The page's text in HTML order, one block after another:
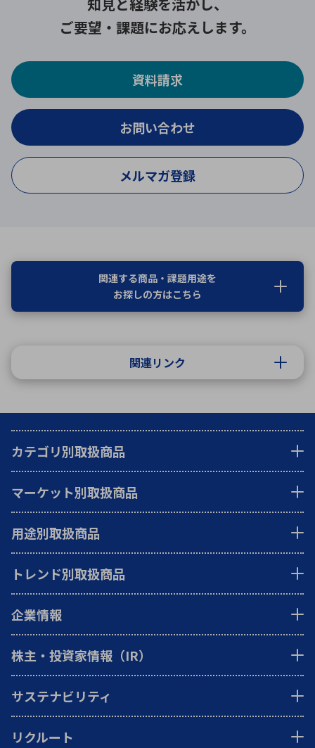
ご要望・課題にお応えします。
資料請求
お問い合わせ
メルマガ登録
関連する商品・課題用途を
お探しの方はこちら
関連リンク
カテゴリ別取扱商品
マーケット別取扱商品
用途別取扱商品
トレンド別取扱商品
企業情報
株主・投資家情報（IR）
サステナビリティ
リクルート